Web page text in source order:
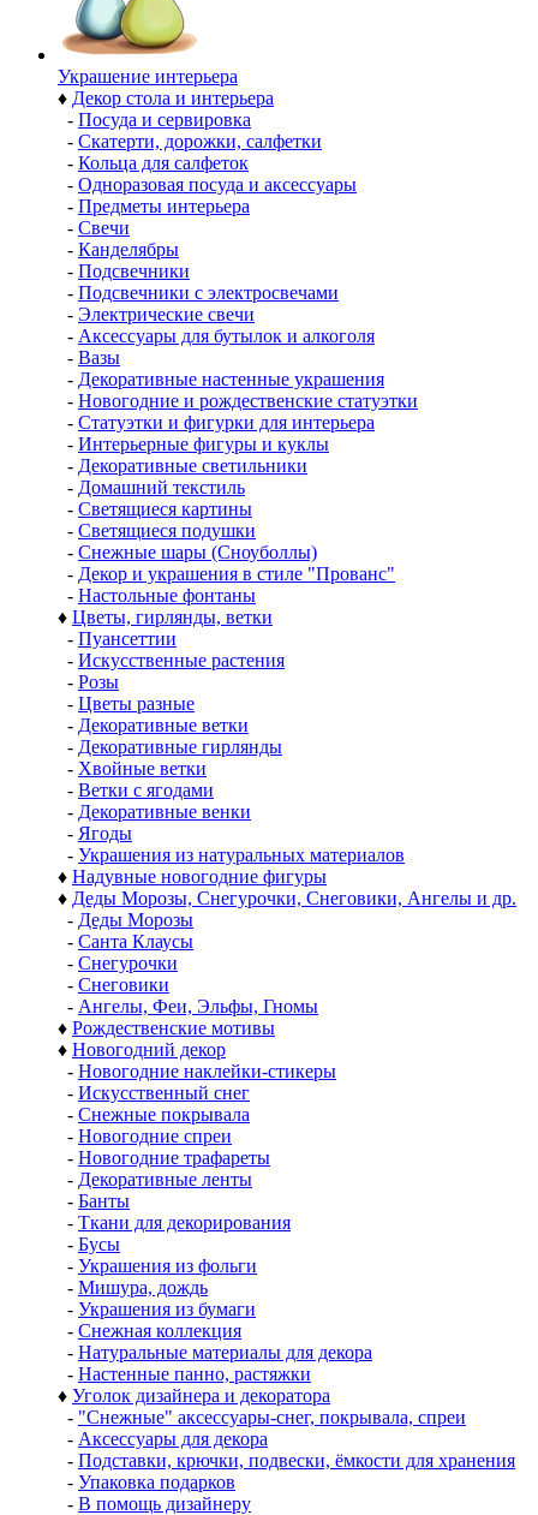
Украшение интерьера
♦ Декор стола и интерьера
- Посуда и сервировка
- Скатерти, дорожки, салфетки
- Кольца для салфеток
- Одноразовая посуда и аксессуары
- Предметы интерьера
- Свечи
- Канделябры
- Подсвечники
- Подсвечники с электросвечами
- Электрические свечи
- Аксессуары для бутылок и алкоголя
- Вазы
- Декоративные настенные украшения
- Новогодние и рождественские статуэтки
- Статуэтки и фигурки для интерьера
- Интерьерные фигуры и куклы
- Декоративные светильники
- Домашний текстиль
- Светящиеся картины
- Светящиеся подушки
- Снежные шары (Сноуболлы)
- Декор и украшения в стиле "Прованс"
- Настольные фонтаны
♦ Цветы, гирлянды, ветки
- Пуансеттии
- Искусственные растения
- Розы
- Цветы разные
- Декоративные ветки
- Декоративные гирлянды
- Хвойные ветки
- Ветки с ягодами
- Декоративные венки
- Ягоды
- Украшения из натуральных материалов
♦ Надувные новогодние фигуры
♦ Деды Морозы, Снегурочки, Снеговики, Ангелы и др.
- Деды Морозы
- Санта Клаусы
- Снегурочки
- Снеговики
- Ангелы, Феи, Эльфы, Гномы
♦ Рождественские мотивы
♦ Новогодний декор
- Новогодние наклейки-стикеры
- Искусственный снег
- Снежные покрывала
- Новогодние спреи
- Новогодние трафареты
- Декоративные ленты
- Банты
- Ткани для декорирования
- Бусы
- Украшения из фольги
- Мишура, дождь
- Украшения из бумаги
- Снежная коллекция
- Натуральные материалы для декора
- Настенные панно, растяжки
♦ Уголок дизайнера и декоратора
- "Снежные" аксессуары-снег, покрывала, спреи
- Аксессуары для декора
- Подставки, крючки, подвески, ёмкости для хранения
- Упаковка подарков
- В помощь дизайнеру